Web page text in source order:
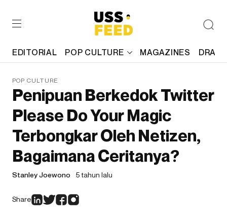
EDITORIAL POP CULTURE MAGAZINES
POP CULTURE
Penipuan Berkedok Twitter
Please Do Your Magic
Terbongkar Oleh Netizen,
Bagaimana Ceritanya?
Stanley Joewono 5 tahun lalu
Share